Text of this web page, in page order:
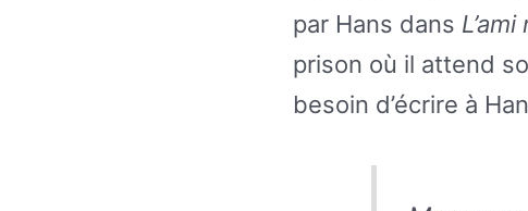
par Hans dans
prison où il attend
besoin d’écrire à